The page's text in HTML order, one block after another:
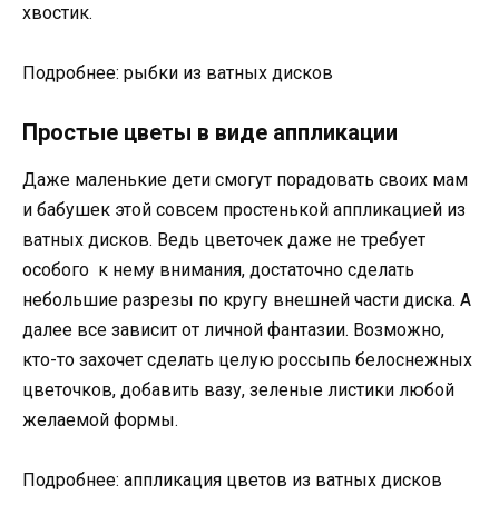
хвостик.
Подробнее: рыбки из ватных дисков
Простые цветы в виде аппликации
Даже маленькие дети смогут порадовать своих мам
и бабушек этой совсем простенькой аппликацией из
ватных дисков. Ведь цветочек даже не требует
особого к нему внимания, достаточно сделать
небольшие разрезы по кругу внешней части диска. А
далее все зависит от личной фантазии. Возможно,
кто-то захочет сделать целую россыпь белоснежных
цветочков, добавить вазу, зеленые листики любой
желаемой формы.
Подробнее: аппликация цветов из ватных дисков